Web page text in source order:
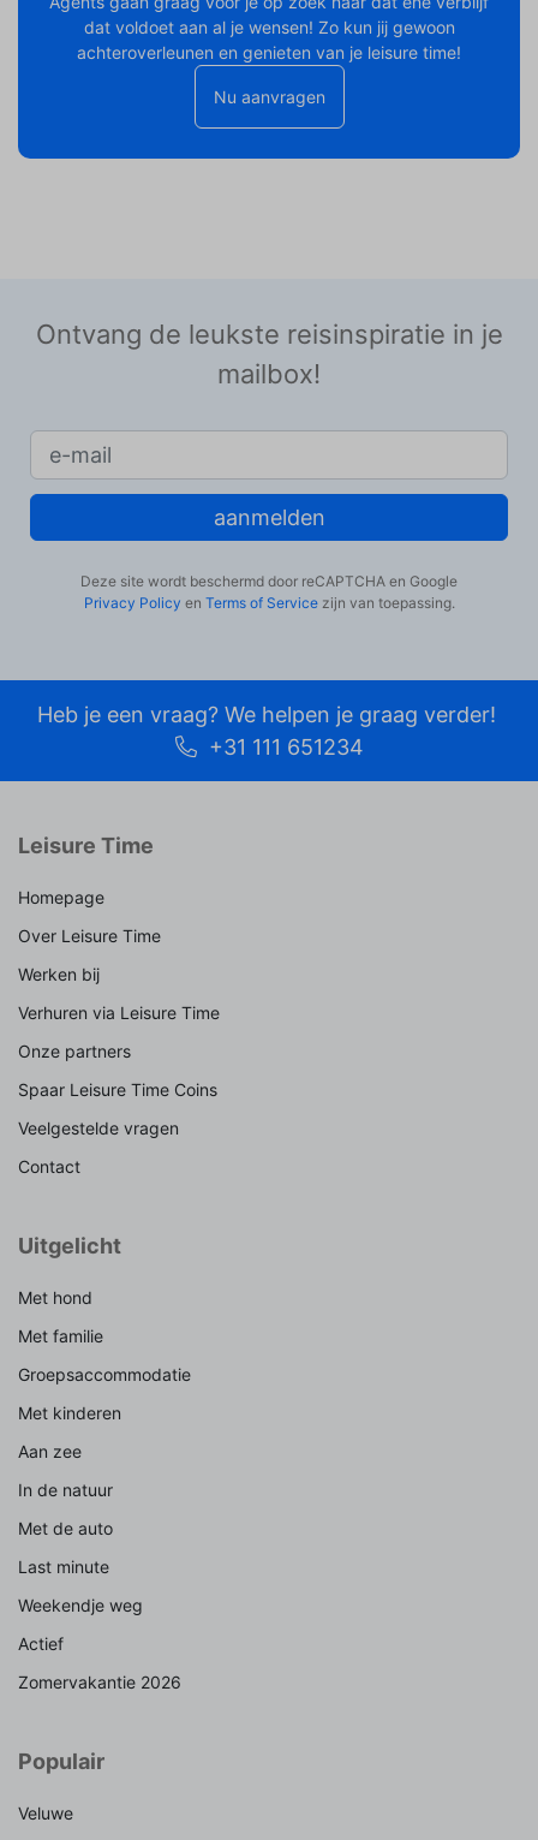
dat voldoet aan al je wensen! Zo kun jij gewoon
achteroverleunen en genieten van je leisure time!
Nu aanvragen
Ontvang de leukste reisinspiratie in je
mailbox!
aanmelden
Deze site wordt beschermd door reCAPTCHA en Google
Privacy Policy en Terms of Servicezijn van toepassing.
Heb je een vraag? We helpen je graag verder!
+31 111 651234
Leisure Time
Homepage
Over Leisure Time
Werken bij
Verhuren via Leisure Time
Onze partners
Spaar Leisure Time Coins
Veelgestelde vragen
Contact
Uitgelicht
Met hond
Met familie
Groepsaccommodatie
Met kinderen
Aan zee
In de natuur
Met de auto
Last minute
Weekendje weg
Actief
Zomervakantie 2026
Populair
Veluwe